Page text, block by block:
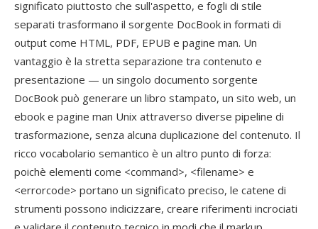
significato piuttosto che sull'aspetto, e fogli di stile
separati trasformano il sorgente DocBook in formati di
output come HTML, PDF, EPUB e pagine man. Un
vantaggio è la stretta separazione tra contenuto e
presentazione — un singolo documento sorgente
DocBook può generare un libro stampato, un sito web, un
ebook e pagine man Unix attraverso diverse pipeline di
trasformazione, senza alcuna duplicazione del contenuto. Il
ricco vocabolario semantico è un altro punto di forza:
poichè elementi come <command>, <filename> e
<errorcode> portano un significato preciso, le catene di
strumenti possono indicizzare, creare riferimenti incrociati